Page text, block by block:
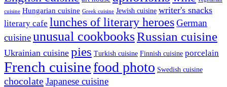
cuisine Hungarian cuisine Greek cuisine Jewish cuisine writer's snacks
literary cafe lunches of literary heroesGerman
cuisineunusual cookbooksRussian cuisine
Ukrainian cuisine pies Turkish cuisine Finnish cuisine porcelain
French cuisinefood photo Swedish cuisine
chocolateJapanese cuisine